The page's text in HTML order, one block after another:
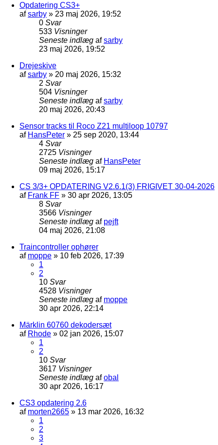
Opdatering CS3+
afsarby » 23 maj 2026, 19:52
0 Svar
533 Visninger
Seneste indlæg afsarby
23 maj 2026, 19:52
Drejeskive
afsarby » 20 maj 2026, 15:32
2 Svar
504 Visninger
Seneste indlæg afsarby
20 maj 2026, 20:43
Sensor tracks til Roco Z21 multiloop 10797
af HansPeter » 25 sep 2020, 13:44
4 Svar
2725 Visninger
Seneste indlæg af HansPeter
09 maj 2026, 15:17
CS 3/3+ OPDATERING V2.6.1(3) FRIGIVET 30-04-2026
af Frank FF » 30 apr 2026, 13:05
8 Svar
3566 Visninger
Seneste indlæg af pejft
04 maj 2026, 21:08
Traincontroller ophører
af moppe » 10 feb 2026, 17:39
1
2
10 Svar
4528 Visninger
Seneste indlæg af moppe
30 apr 2026, 22:14
Märklin 60760 dekodersæt
af Rhode » 02 jan 2026, 15:07
1
2
10 Svar
3617 Visninger
Seneste indlæg afobal
30 apr 2026, 16:17
CS3 opdatering 2.6
af morten2665 » 13 mar 2026, 16:32
1
2
3